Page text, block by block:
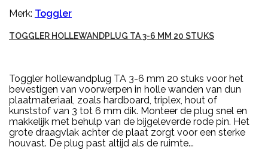
Merk: Toggler
TOGGLER HOLLEWANDPLUG TA 3-6 MM 20 STUKS
Toggler hollewandplug TA 3-6 mm 20 stuks voor het
bevestigen van voorwerpen in holle wanden van dun
plaatmateriaal, zoals hardboard, triplex, hout of
kunststof van 3 tot 6 mm dik. Monteer de plug snel en
makkelijk met behulp van de bijgeleverde rode pin. Het
grote draagvlak achter de plaat zorgt voor een sterke
houvast. De plug past altijd als de ruimte...